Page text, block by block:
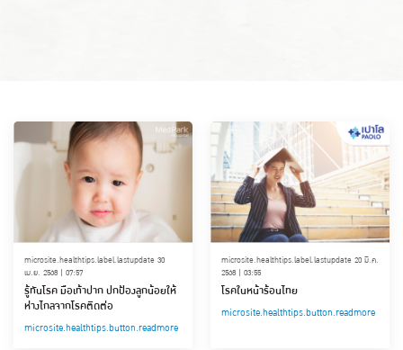
microsite.healthtips.label.lastupdate 30
เม.ย. 2568 | 07:57
รู้ทันโรค มือเท้าปาก ปกป้องลูกน้อยให้
ห่างไกลจากโรคติดต่อ
microsite.healthtips.button.readmore
microsite.healthtips.label.lastupdate 20 มี.ค.
2568 | 03:55
โรคในหน้าร้อนไทย
microsite.healthtips.button.readmore